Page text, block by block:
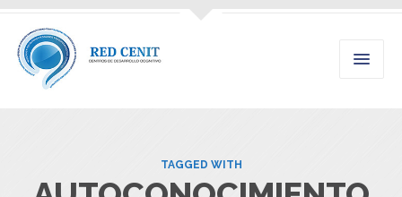
TAGGED WITH